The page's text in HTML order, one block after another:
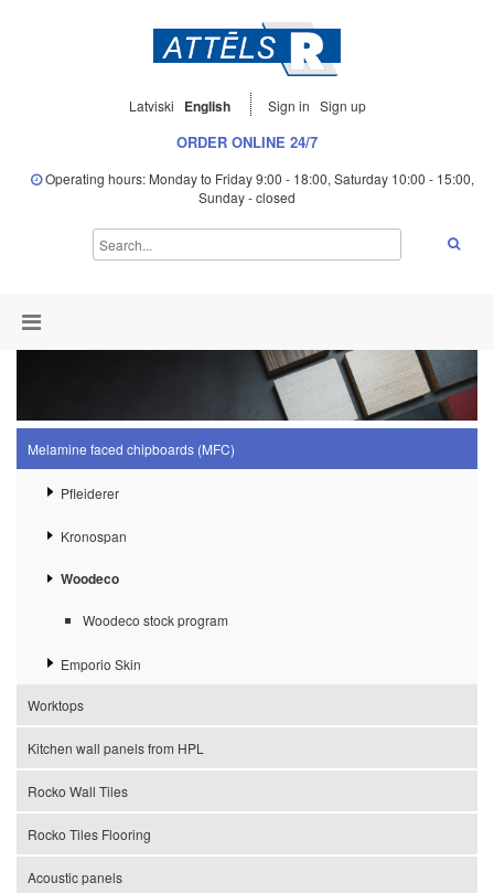
Latviski English Sign in Sign up
ORDER ONLINE 24/7
Operating hours: Monday to Friday 9:00 - 18:00, Saturday 10:00 - 15:00,
Sunday - closed
Melamine faced chipboards (MFC)
Pfleiderer
Kronospan
Woodeco
Woodeco stock program
Emporio Skin
Worktops
Kitchen wall panels from HPL
Rocko Wall Tiles
Rocko Tiles Flooring
Acoustic panels